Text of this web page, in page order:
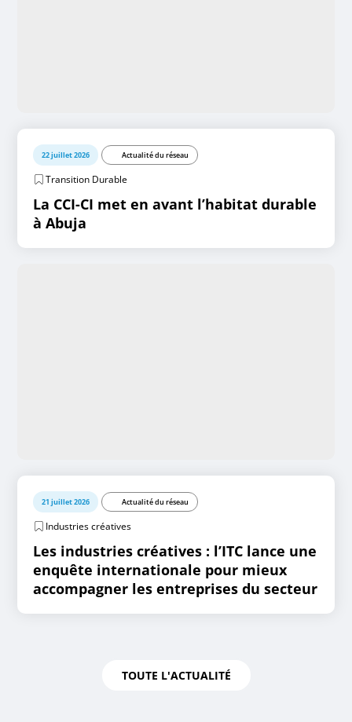
22 juillet 2026 Actualité du réseau
Transition Durable
La CCI-CI met en avant l’habitat durable
à Abuja
21 juillet 2026 Actualité du réseau
Industries créatives
Les industries créatives : l’ITC lance une
enquête internationale pour mieux
accompagner les entreprises du secteur
TOUTE L'ACTUALITÉ